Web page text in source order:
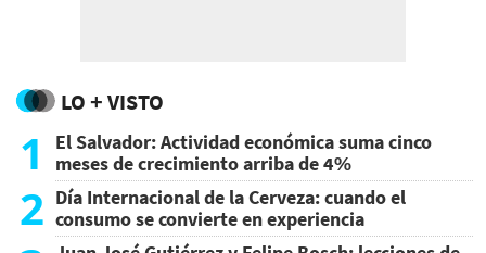
LO + VISTO
1
El Salvador: Actividad económica suma cinco
meses de crecimiento arriba de 4%
2 Día Internacional de la Cerveza: cuando el
consumo se convierte en experiencia